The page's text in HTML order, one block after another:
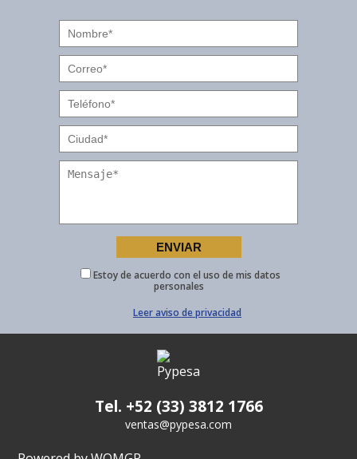
Estoy de acuerdo con el uso de mis datos
personales
Leer aviso de privacidad
Tel. +52 (33) 3812 1766
ventas@pypesa.com